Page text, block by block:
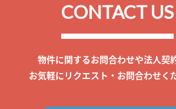
CONTACT US
物件に関するお問合わせや法人契約
お気軽にリクエスト・お問合わせく